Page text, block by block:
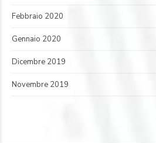
Febbraio 2020
Gennaio 2020
Dicembre 2019
Novembre 2019